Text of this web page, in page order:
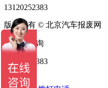
13120252383
版权所有 © 北京汽车报废网
13120252383
关闭